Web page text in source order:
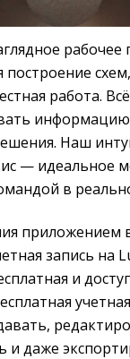
рабочее
построение
работа.
Наш
— идеальное
в
приложением
запись на
и
и даже